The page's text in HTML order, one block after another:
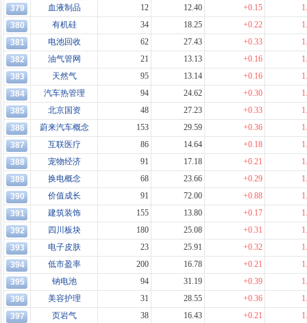
379
血液制品 12 12.40 +0.15
380
有机硅 34 18.25 +0.22
381
电池回收 62 27.43 +0.33
382
油气管网 21 13.13 +0.16
383
天然气 95 13.14 +0.16
384
汽车热管理 94 24.62 +0.30
385
北京国资 48 27.23 +0.33
386
蔚来汽车概念 153 29.59 +0.36
387
互联医疗 86 14.64 +0.18
388
宠物经济 91 17.18 +0.21
389
换电概念 68 23.66 +0.29
390
价值成长 91 72.00 +0.88
391
建筑装饰 155 13.80 +0.17
392
四川板块 180 25.08 +0.31
393
电子皮肤 23 25.91 +0.32
394
低市盈率 200 16.78 +0.21
395
钠电池 94 31.19 +0.39
396
美容护理 31 28.55 +0.36
397
页岩气 38 16.43 +0.21